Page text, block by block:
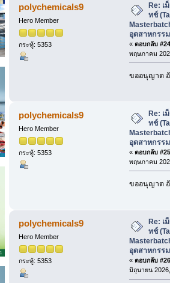
polychemicals9
Hero Member
กระทู้: 5353
Re: เ
ทช์
อุตสาหกรร
« ตอบกลับ
พฤษภาคม
ขออนุญาต
polychemicals9
Hero Member
กระทู้: 5353
Re: เ
ทช์
อุตสาหกรร
« ตอบกลับ
พฤษภาคม
ขออนุญาต
polychemicals9
Hero Member
กระทู้: 5353
Re: เ
ทช์
อุตสาหกรร
« ตอบกลับ
มิถุนายน